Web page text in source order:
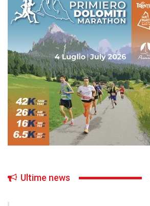
Ultime news